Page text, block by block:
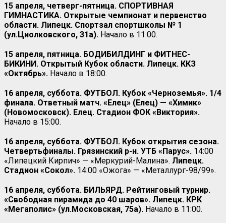
15 апреля, четверг-пятница. СПОРТИВНАЯ
ГИМНАСТИКА. Открытые чемпионат и первенство
области. Липецк. Спортзал спортшколы № 1
(ул.Циолковского, 31а). Начало в 11:00.
15 апреля, пятница. БОДИБИЛДИНГ и ФИТНЕС-
БИКИНИ. Открытый Кубок области. Липецк. ККЗ
«Октябрь». Начало в 18:00.
16 апреля, суббота. ФУТБОЛ. Кубок «Черноземья». 1/4
финала. Ответный матч. «Елец» (Елец) — «Химик»
(Новомосковск). Елец. Стадион ФОК «Виктория».
Начало в 15:00.
16 апреля, суббота. ФУТБОЛ. Кубок открытия сезона.
Четвертьфиналы. Грязинский р-н. УТБ «Парус». 14:00
«Липецкий Кирпич» — «Меркурий-Малина». Липецк.
Стадион «Сокол». 14:00 «Ожога» — «Металлург-98/99».
16 апреля, суббота. БИЛЬЯРД. Рейтинговый турнир.
«Свободная пирамида до 40 шаров». Липецк. КРК
«Мегаполис» (ул.Московская, 75а). Начало в 11:00.